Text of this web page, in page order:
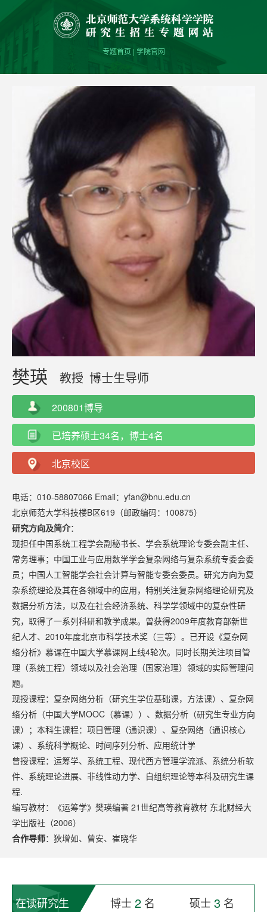
专题首页 | 学院官网
樊瑛 教授 博士生导师
200801博导
已培养硕士34名，博士4名
北京校区
电话：010-58807066 Email：yfan@bnu.edu.cn
北京师范大学科技楼B区619（邮政编码：100875）
研究方向及简介：
现担任中国系统工程学会副秘书长、学会系统理论专委会副主任、
常务理事；中国工业与应用数学学会复杂网络与复杂系统专委会委
员；中国人工智能学会社会计算与智能专委会委员。研究方向为复
杂系统理论及其在各领域中的应用，特别关注复杂网络理论研究及
数据分析方法，以及在社会经济系统、科学学领域中的复杂性研
究，取得了一系列科研和教学成果。曾获得2009年度教育部新世
纪人才、2010年度北京市科学技术奖（三等）。已开设《复杂网
络分析》慕课在中国大学慕课网上线4轮次。同时长期关注项目管
理（系统工程）领域以及社会治理（国家治理）领域的实际管理问
题。
现授课程：复杂网络分析（研究生学位基础课，方法课）、复杂网
络分析（中国大学MOOC（慕课））、数据分析（研究生专业方向
课）；本科生课程：项目管理（通识课）、复杂网络（通识核心
课）、系统科学概论、时间序列分析、应用统计学
曾授课程：运筹学、系统工程、现代西方管理学流派、系统分析软
件、系统理论进展、非线性动力学、自组织理论等本科及研究生课
程.
编写教材：《运筹学》樊瑛编著 21世纪高等教育教材 东北财经大
学出版社（2006）
合作导师： 狄增如、 曾安、 崔晓华
在读研究生 博士 2 名 硕士 3 名